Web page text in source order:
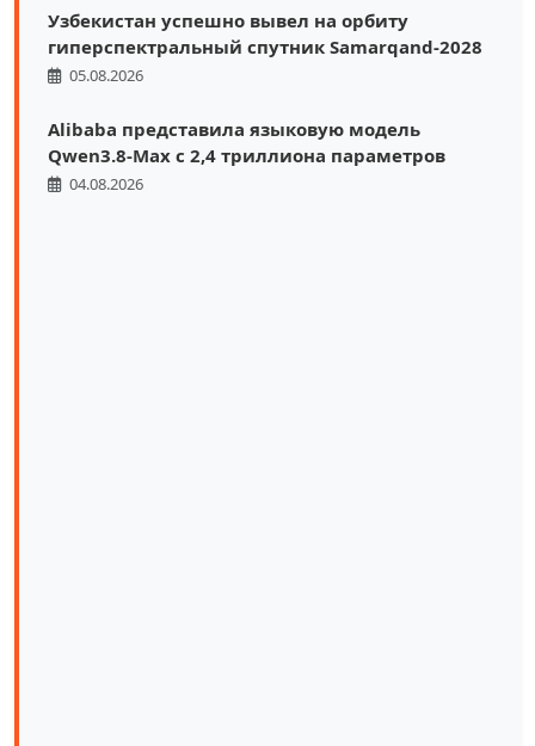
Узбекистан успешно вывел на орбиту
гиперспектральный спутник Samarqand-2028
05.08.2026
Alibaba представила языковую модель
Qwen3.8-Max с 2,4 триллиона параметров
04.08.2026